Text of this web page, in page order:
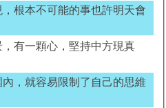
根本不可能的事也許明天會
有一顆心，堅持中方現真
，就容易限制了自己的思維